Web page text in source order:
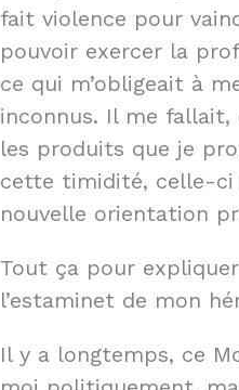
fait violence pour
pouvoir exercer la
ce qui m’obligeait à
inconnus. Il me
les produits que je
cette timidité, celle-ci
nouvelle orientation
Tout ça pour
l’estaminet de mon
Il y a longtemps, ce